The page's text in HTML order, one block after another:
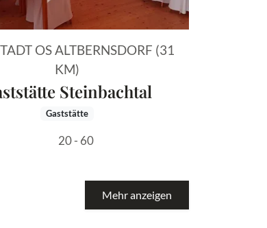
OS ALTBERNSDORF (31
KM)
Steinbachtal
Gaststätte
20 - 60
Mehr anzeigen